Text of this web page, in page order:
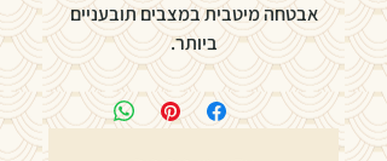
אבטחה מיטבית במצבים תובעניים
ביותר.
- יכולת נשימה של 100% לעור בריא
- רך, נוח דיסקרטי וחסר רעש
- ספיגה מעולה להגנה אופטימלית מפני